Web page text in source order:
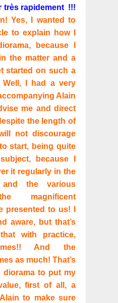
très rapidement !!!
Yes, I wanted to
to explain how I
because I
the matter and a
started on such a
Well, I had a very
Alain
me and direct
the length of
not discourage
start, being quite
because I
it regularly in the
and the various
magnificent
presented to us! I
aware, but that’s
with practice,
And the
as much! That’s
diorama to put my
first of all, a
to make sure